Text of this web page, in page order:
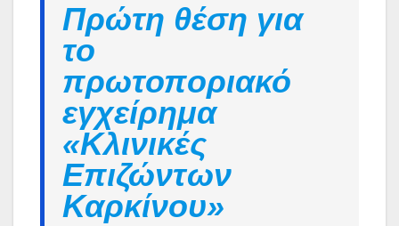
Πρώτη θέση για
το
πρωτοποριακό
εγχείρημα
«Κλινικές
Επιζώντων
Καρκίνου»